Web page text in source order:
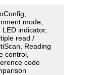
mode,
LED indicator,
read /
Reading
control,
code